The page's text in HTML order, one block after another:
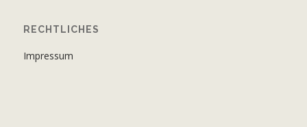
RECHTLICHES
Impressum